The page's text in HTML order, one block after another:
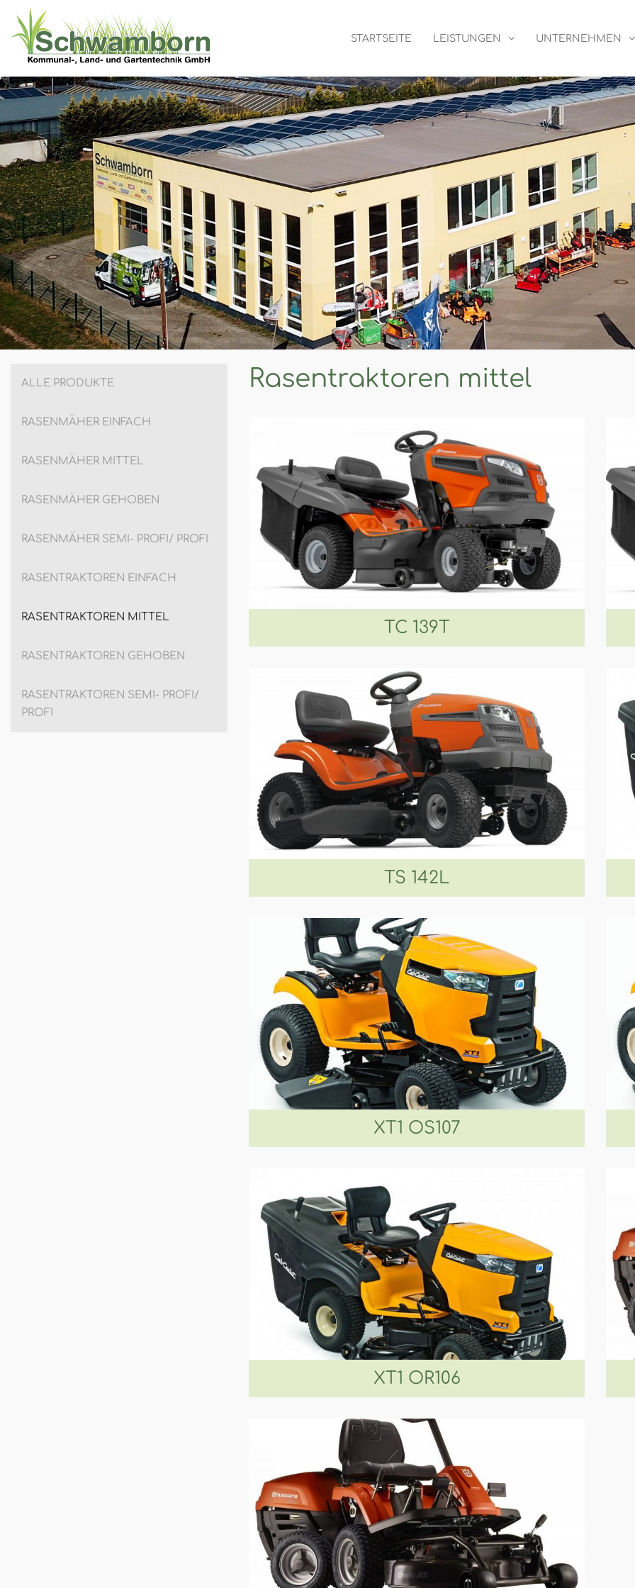
STARTSEITE LEISTUNGEN UNTERNEHMEN
ALLE PRODUKTE
RASENMÄHER EINFACH
RASENMÄHER MITTEL
RASENMÄHER GEHOBEN
RASENMÄHER SEMI- PROFI/ PROFI
RASENTRAKTOREN EINFACH
RASENTRAKTOREN MITTEL
RASENTRAKTOREN GEHOBEN
RASENTRAKTOREN SEMI- PROFI/
PROFI
Rasentraktoren mittel
TC 139T
TS 142L
XT1 OS107
XT1 OR106